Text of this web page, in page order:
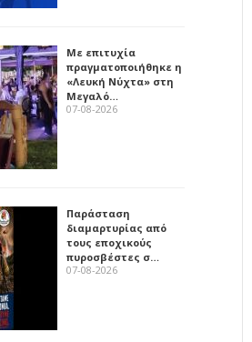
Με επιτυχία
πραγματοποιήθηκε η
«Λευκή Νύχτα» στη
Μεγαλό…
07-08-2026
Παράσταση
διαμαρτυρίας από
τους εποχικούς
πυροσβέστες σ…
07-08-2026